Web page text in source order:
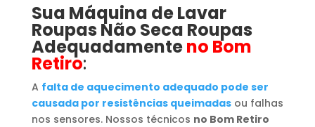
Sua Máquina de Lavar
Roupas ​ Não Seca Roupas
Adequadamenteno Bom
Retiro:
A falta de aquecimento adequado pode ser
causada por resistências queimadas ou falhas
nos sensores. Nossos técnicos no Bom Retiro